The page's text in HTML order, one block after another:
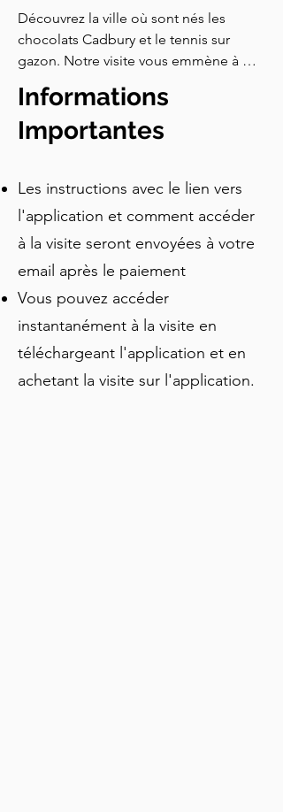
Découvrez la ville où sont nés les
chocolats Cadbury et le tennis sur
gazon. Notre visite vous emmène à
couvrant des monuments célèbres et
des trésors cachés. Remplie
d'anecdotes intéressantes, cette visite
explorer la ville à pied.
Informations
Importantes
Les instructions avec le lien vers
l'application et comment accéder
à la visite seront envoyées à votre
email après le paiement
Vous pouvez accéder
instantanément à la visite en
téléchargeant l'application et en
achetant la visite sur l'application.